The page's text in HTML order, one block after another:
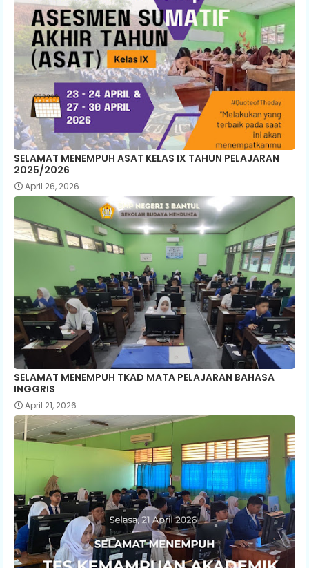
SELAMAT MENEMPUH ASAT KELAS IX TAHUN PELAJARAN
2025/2026
April 26, 2026
SELAMAT MENEMPUH TKAD MATA PELAJARAN BAHASA
INGGRIS
April 21, 2026